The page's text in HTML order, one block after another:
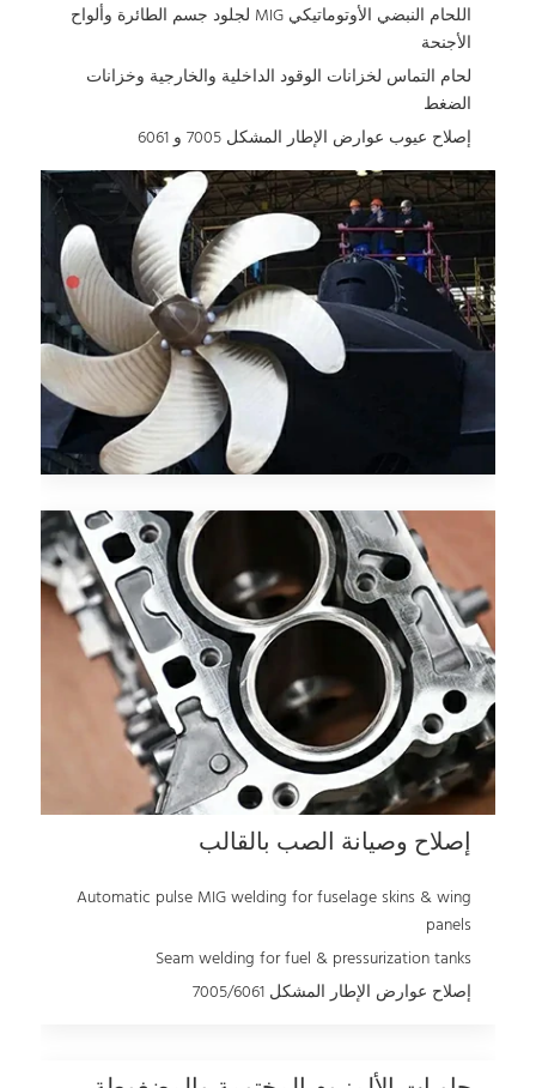
اللحام النبضي الأوتوماتيكي MIG لجلود جسم الطائرة وألواح
الأجنحة
لحام التماس لخزانات الوقود الداخلية والخارجية وخزانات
الضغط
إصلاح عيوب عوارض الإطار المشكل 7005 و 6061
إصلاح وصيانة الصب بالقالب
Automatic pulse MIG welding for fuselage skins & wing
panels
Seam welding for fuel & pressurization tanks
إصلاح عوارض الإطار المشكل 7005/6061